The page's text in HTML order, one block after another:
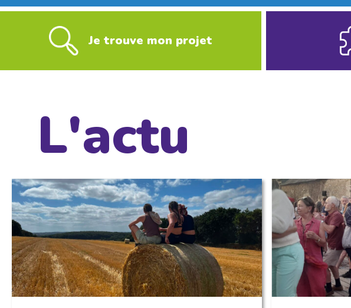
Je trouve mon projet
L'actu